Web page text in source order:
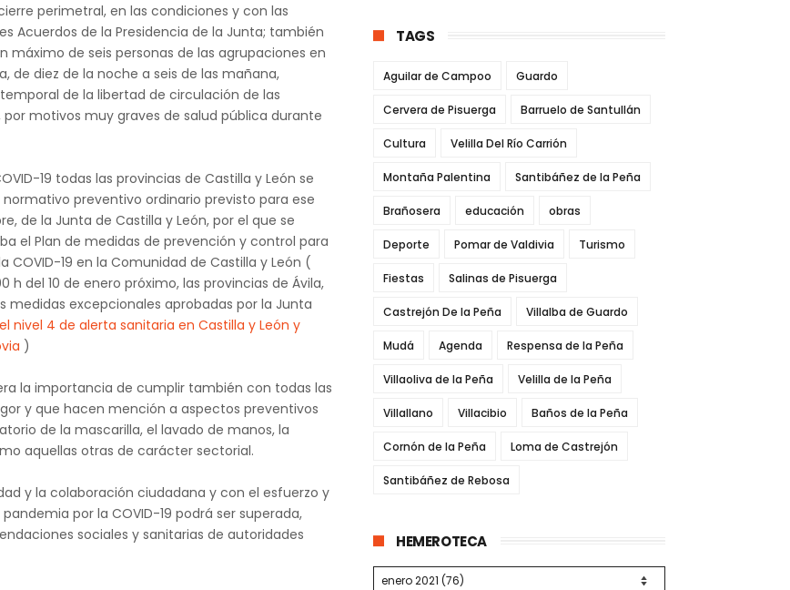
perimetral, en las condiciones y con las
Acuerdos de la Presidencia de la Junta; también
de seis personas de las agrupaciones en
de diez de la noche a seis de las mañana,
de la libertad de circulación de las
motivos muy graves de salud pública durante
19 todas las provincias de Castilla y León se
preventivo ordinario previsto para ese
de la Junta de Castilla y León, por el que se
el Plan de medidas de prevención y control para
19 en la Comunidad de Castilla y León (
h del 10 de enero próximo, las provincias de Ávila,
medidas excepcionales aprobadas por la Junta
nivel 4 de alerta sanitaria en Castilla y León y
)
la importancia de cumplir también con todas las
y que hacen mención a aspectos preventivos
de la mascarilla, el lavado de manos, la
aquellas otras de carácter sectorial.
y la colaboración ciudadana y con el esfuerzo y
por la COVID-19 podrá ser superada,
sociales y sanitarias de autoridades
TAGS
Aguilar de Campoo Guardo
Cervera de Pisuerga Barruelo de Santullán
Cultura Velilla Del Río Carrión
Montaña Palentina Santibáñez de la Peña
Brañosera educación obras
Deporte Pomar de Valdivia Turismo
Fiestas Salinas de Pisuerga
Castrejón De la Peña Villalba de Guardo
Mudá Agenda Respensa de la Peña
Villaoliva de la Peña Velilla de la Peña
Villallano Villacibio Baños de la Peña
Cornón de la Peña Loma de Castrejón
Santibáñez de Rebosa
HEMEROTECA